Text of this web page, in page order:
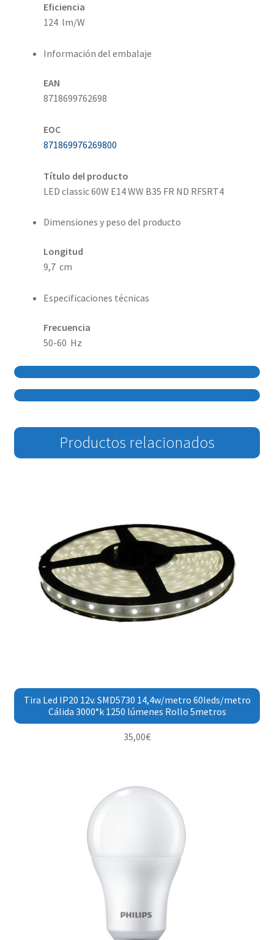
Eficiencia
124 lm/W
Información del embalaje
EAN
8718699762698
EOC
871869976269800
Título del producto
LED classic 60W E14 WW B35 FR ND RFSRT4
Dimensiones y peso del producto
Longitud
9,7 cm
Especificaciones técnicas
Frecuencia
50-60 Hz
Productos relacionados
Tira Led IP20 12v. SMD5730 14,4w/metro 60leds/metro
Cálida 3000°k 1250 lúmenes Rollo 5metros
35,00€